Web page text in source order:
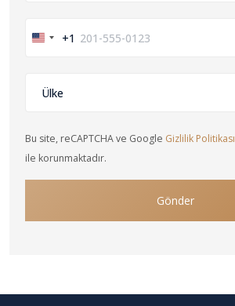
United+1
Bu site, reCAPTCHA ve Google Gizlilik Politikası
ile korunmaktadır.
Gönder